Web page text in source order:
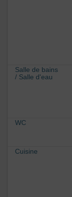
Salle de bains
/ Salle d'eau
WC
Cuisine